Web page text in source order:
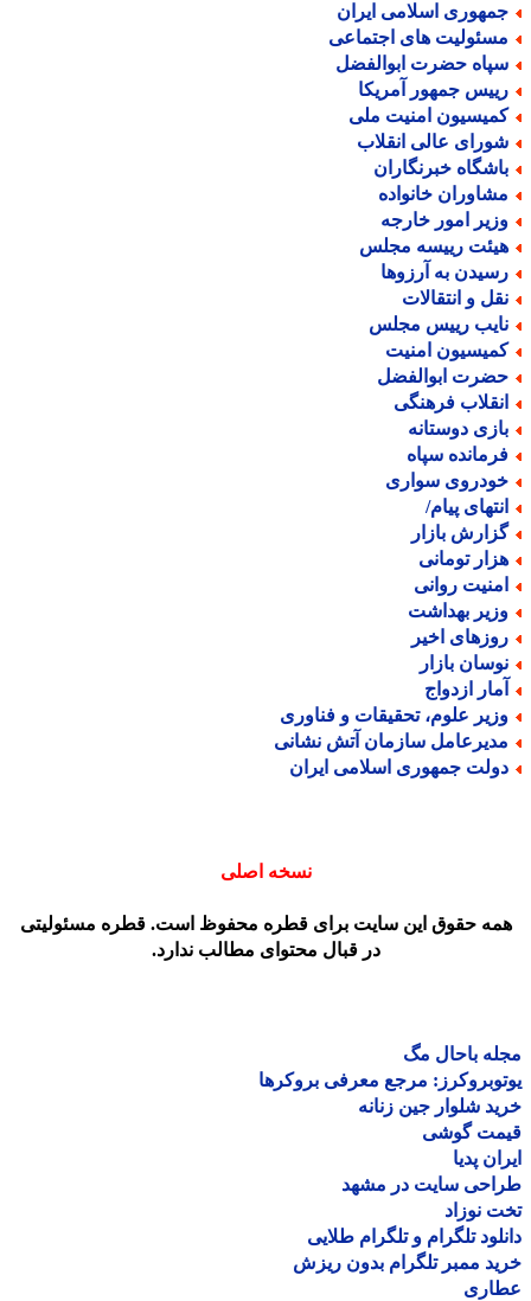
اسلامی ایران
های اجتماعی
حضرت ابوالفضل
جمهور آمریکا
امنیت ملی
عالی انقلاب
خبرنگاران
خانواده
امور خارجه
رییسه مجلس
به آرزوها
و انتقالات
رییس مجلس
امنیت
ابوالفضل
فرهنگی
دوستانه
سپاه
سواری
پیام/
بازار
تومانی
روانی
بهداشت
اخیر
بازار
ازدواج
علوم، تحقیقات و فناوری
سازمان آتش نشانی
جمهوری اسلامی ایران
نسخه اصلی
حقوق این سایت برای قطره محفوظ است. قطره مسئولیتی
در قبال محتوای مطالب ندارد.
باحال مگ
مرجع معرفی بروکرها
شلوار جین زنانه
گوشی
پدیا
سایت در مشهد
نوزاد
تلگرام و تلگرام طلایی
ممبر تلگرام بدون ریزش